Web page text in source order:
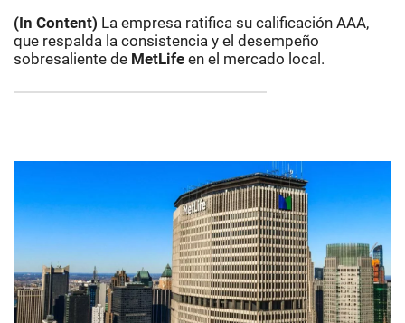
(In Content) La empresa ratifica su calificación AAA,
que respalda la consistencia y el desempeño
sobresaliente de MetLife en el mercado local.